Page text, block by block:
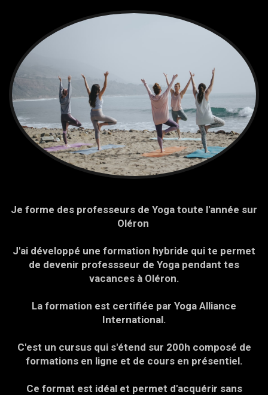
Je forme des professeurs de Yoga toute l'année sur
Oléron
J'ai développé une formation hybride qui te permet
de devenir professseur de Yoga pendant tes
vacances à Oléron.
La formation est certifiée par Yoga Alliance
International.
C'est un cursus qui s'étend sur 200h composé de
formations en ligne et de cours en présentiel.
Ce format est idéal et permet d'acquérir sans